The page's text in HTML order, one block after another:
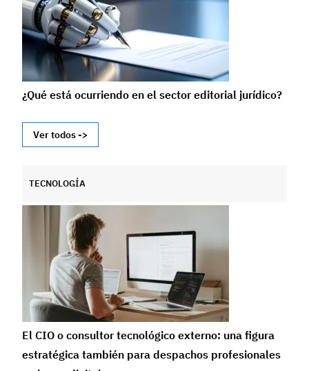
¿Qué está ocurriendo en el sector editorial jurídico?
Ver todos ->
TECNOLOGÍA
El CIO o consultor tecnológico externo: una figura
estratégica también para despachos profesionales